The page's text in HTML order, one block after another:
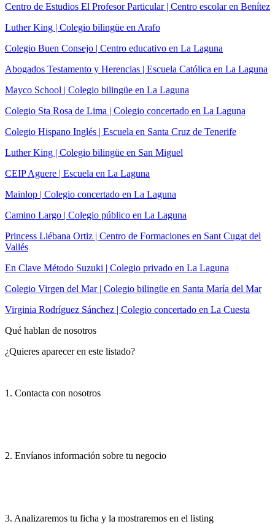
Centro de Estudios El Profesor Particular | Centro escolar en Benítez
Luther King | Colegio bilingüe en Arafo
Colegio Buen Consejo | Centro educativo en La Laguna
Abogados Testamento y Herencias | Escuela Católica en La Laguna
Mayco School | Colegio bilingüe en La Laguna
Colegio Sta Rosa de Lima | Colegio concertado en La Laguna
Colegio Hispano Inglés | Escuela en Santa Cruz de Tenerife
Luther King | Colegio bilingüe en San Miguel
CEIP Aguere | Escuela en La Laguna
Mainlop | Colegio concertado en La Laguna
Camino Largo | Colegio público en La Laguna
Princess Liébana Ortiz | Centro de Formaciones en Sant Cugat del
Vallés
En Clave Método Suzuki | Colegio privado en La Laguna
Colegio Virgen del Mar | Colegio bilingüe en Santa María del Mar
Virginia Rodríguez Sánchez | Colegio concertado en La Cuesta
Qué hablan de nosotros
¿Quieres aparecer en este listado?
1. Contacta con nosotros
2. Envíanos información sobre tu negocio
3. Analizaremos tu ficha y la mostraremos en el listing